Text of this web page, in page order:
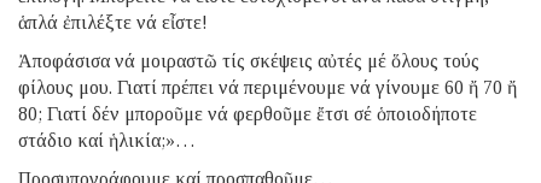
ἁπλά ἐπιλέξτε νά εἶστε!
Ἀποφάσισα νά μοιραστῶ τίς σκέψεις αὐτές μέ ὅλους τούς
φίλους μου. Γιατί πρέπει νά περιμένουμε νά γίνουμε 60 ἤ 70 ἤ
80; Γιατί δέν μποροῦμε νά φερθοῦμε ἔτσι σέ ὁποιοδήποτε
στάδιο καί ἡλικία;»…
Προσυπογράφουμε καί προσπαθοῦμε…